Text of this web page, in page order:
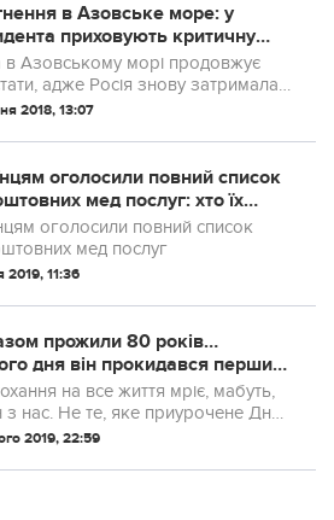
в Азовське море: у
приховують критичну
почалося масове
кораблів
в Азовському морі продовжує
адже Росія знову затримала
суден у Керченські протоці
2018, 13:07
оголосили повний список
мед послуг: хто їх
оголосили повний список
мед послуг
2019, 11:36
прожили 80 років…
дня він прокидався перший
мені каву… Вже 20 днів я
а горнятка з кавою
на все життя мріє, мабуть,
з нас. Не те, яке приурочене Дню
і вимагає подарунків, а те,
2019, 22:59